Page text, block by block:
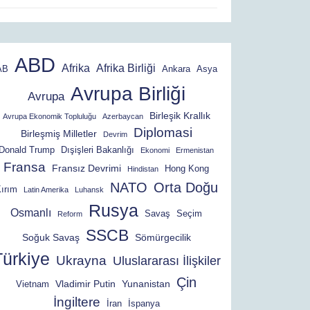
ABD Afrika Afrika Birliği Ankara Asya
Avrupa Avrupa Birliği
Avrupa Ekonomik Topluluğu Azerbaycan
Birleşik Krallık
Birleşmiş Milletler
Devrim Diplomasi
Trump Dışişleri Bakanlığı Ekonomi Ermenistan
Fransa Fransız Devrimi Hindistan Hong Kong
Latin Amerika Luhansk NATO Orta Doğu
Osmanlı Reform Rusya Savaş Seçim
Soğuk Savaş SSCB Sömürgecilik
Ukrayna Uluslararası İlişkiler
Vietnam Vladimir Putin Yunanistan Çin
İngiltere İran İspanya